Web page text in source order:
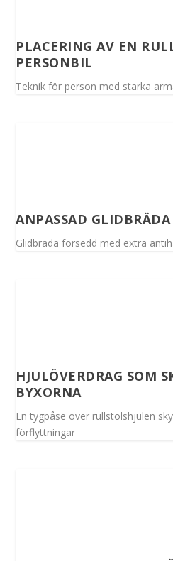
PLACERING AV EN
PERSONBIL
Teknik för person med starka
ANPASSAD GLIDBRÄDA
Glidbräda försedd med extra
HJULÖVERDRAG SOM
BYXORNA
En tygpåse över rullstolshjulen
förflyttningar